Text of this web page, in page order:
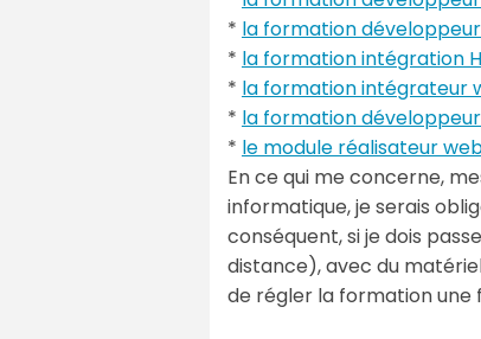
* la formation
* la formation intégration
* la formation intégrateur
* la formation
* le module réalisateur
En ce qui me concerne,
informatique, je serais
conséquent, si je dois
distance), avec du
de régler la formation une